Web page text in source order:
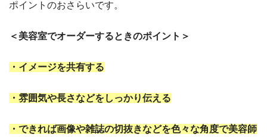
ポイントのおさらいです。
＜美容室でオーダーするときのポイント＞
・イメージを共有する
・雰囲気や長さなどをしっかり伝える
・できれば画像や雑誌の切抜きなどを色々な角度で美容師